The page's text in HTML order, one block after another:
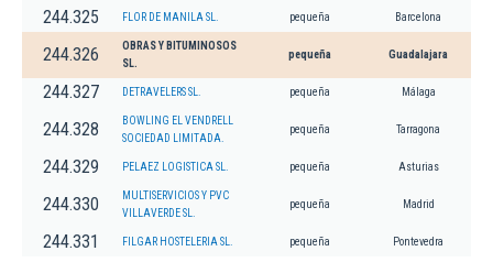
244.325 FLOR DE MANILA SL. pequeña Barcelona
244.326
OBRAS Y BITUMINOSOS
SL.
pequeña Guadalajara
244.327 DETRAVELERS SL. pequeña Málaga
244.328
BOWLING EL VENDRELL
SOCIEDAD LIMITADA.
pequeña Tarragona
244.329 PELAEZ LOGISTICA SL. pequeña Asturias
244.330
MULTISERVICIOS Y PVC
VILLAVERDE SL.
pequeña Madrid
244.331 FILGAR HOSTELERIA SL. pequeña Pontevedra